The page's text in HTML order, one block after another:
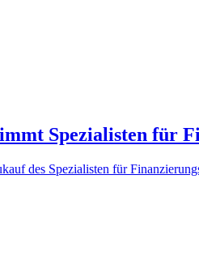
Spezialisten für
des Spezialisten für